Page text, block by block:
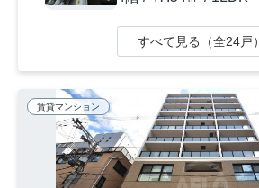
すべて見る（全24戸）
賃貸マンション